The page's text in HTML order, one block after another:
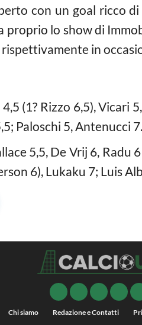
con un goal ricco
proprio lo show di
in
(1? Rizzo 6,5), Vicari
Paloschi 5, Antenucci 7.
5,5, De Vrij 6, Radu
6), Lukaku 7; Luis
Chi siamo Redazione e Contatti